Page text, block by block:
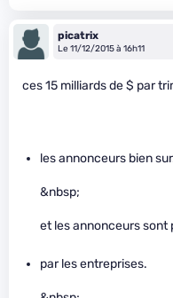
picatrix
Le 11/12/2015 à 16h11
ces 15 milliards de $ par
les annonceurs bien
&nbsp;
et les annonceurs sont
par les entreprises.